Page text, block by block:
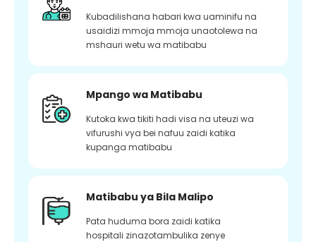
Kubadilishana habari kwa uaminifu na
usaidizi mmoja mmoja unaotolewa na
mshauri wetu wa matibabu
Mpango wa Matibabu
Kutoka kwa tikiti hadi visa na uteuzi wa
vifurushi vya bei nafuu zaidi katika
kupanga matibabu
Matibabu ya Bila Malipo
Pata huduma bora zaidi katika
hospitali zinazotambulika zenye